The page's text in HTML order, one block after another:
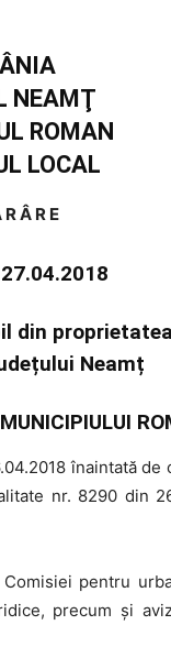
NEAMŢ
ROMAN
LOCAL
Â R E
din
Neamț
înaintată
nr. 8290 din
pentru
precum şi